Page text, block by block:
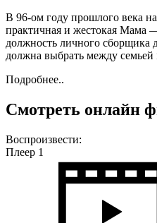
В 96-ом году прошлого века
практичная и жестокая Мама
должность личного сборщика
должна выбрать между
Подробнее..
Смотреть онлайн
Воспроизвести:
Плеер 1